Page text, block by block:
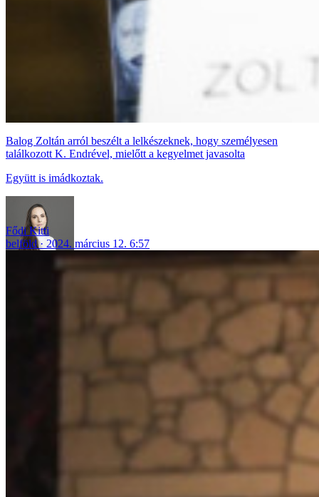
Balog Zoltán arról beszélt a lelkészeknek, hogy személyesen
találkozott K. Endrével, mielőtt a kegyelmet javasolta
Együtt is imádkoztak.
Fődi Kitti
belföld
2024. március 12. 6:57